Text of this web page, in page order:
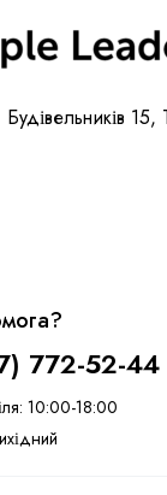
772-52-44
10:00-18:00